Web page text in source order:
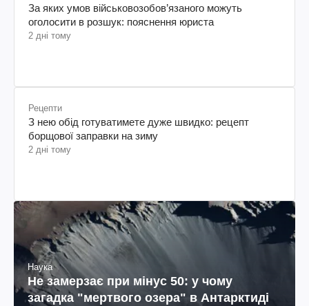
За яких умов військовозобов’язаного можуть
оголосити в розшук: пояснення юриста
2 дні тому
Рецепти
З нею обід готуватимете дуже швидко: рецепт
борщової заправки на зиму
2 дні тому
Наука
Не замерзає при мінус 50: у чому
загадка "мертвого озера" в Антарктиді